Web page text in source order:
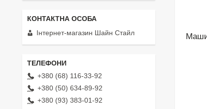
Інтернет-магазин Шайн Стайл
+380 (68) 116-33-92
+380 (50) 634-89-92
+380 (93) 383-01-92